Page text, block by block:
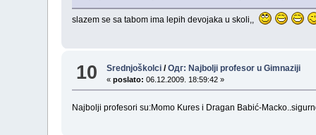
slazem se sa tabom ima lepih devojaka u skoli,,
10 Srednjoškolci /Одг: Najbolji profesor u Gimnaziji
«poslato: 06.12.2009. 18:59:42 »
Najbolji profesori su:Momo Kures i Dragan Babić-